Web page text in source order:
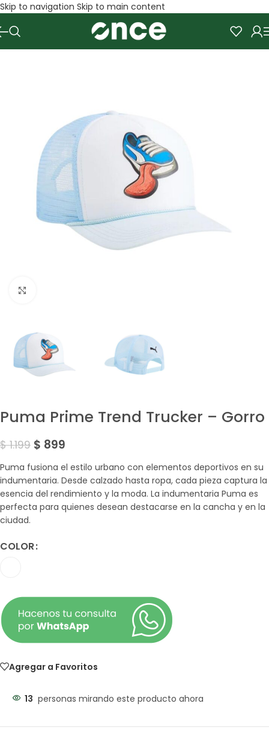
Skip to navigation Skip to main content
Puma Prime Trend Trucker – Gorro
$1.199 $ 899
Puma fusiona el estilo urbano con elementos deportivos en su
indumentaria. Desde calzado hasta ropa, cada pieza captura la
esencia del rendimiento y la moda. La indumentaria Puma es
perfecta para quienes desean destacarse en la cancha y en la
ciudad.
COLOR
Agregar a Favoritos
13 personas mirando este producto ahora